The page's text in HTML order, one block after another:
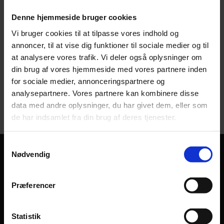
Denne hjemmeside bruger cookies
Vi bruger cookies til at tilpasse vores indhold og
annoncer, til at vise dig funktioner til sociale medier og til
at analysere vores trafik. Vi deler også oplysninger om
din brug af vores hjemmeside med vores partnere inden
for sociale medier, annonceringspartnere og
analysepartnere. Vores partnere kan kombinere disse
data med andre oplysninger, du har givet dem, eller som
de har indsamlet fra din brug af deres tjenester.
Nødvendig
Præferencer
Statistik
efter aftale hverdage mellem 9:00-17:00.
​ønsker du at høre nærmere?